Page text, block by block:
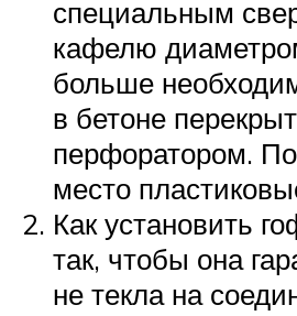
специальным
кафелю
больше
в бетоне
перфоратором.
место
Как установить
так, чтобы она
не текла на